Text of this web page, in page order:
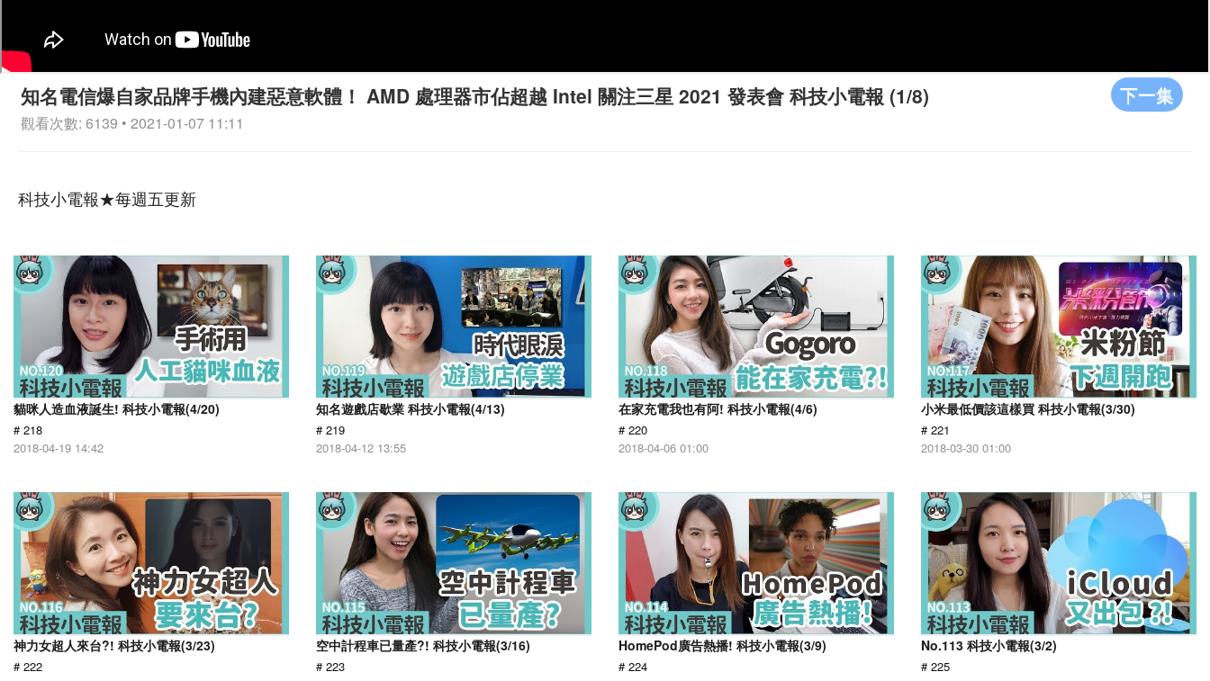
下一集
知名電信爆自家品牌手機內建惡意軟體！ AMD 處理器市佔超越 Intel 關注三星 2021 發表會 科技小電報 (1/8)
觀看次數: 6139 • 2021-01-07 11:11
科技小電報★每週五更新
貓咪人造血液誕生! 科技小電報(4/20)
# 218
2018-04-19 14:42
知名遊戲店歇業 科技小電報(4/13)
# 219
2018-04-12 13:55
在家充電我也有阿! 科技小電報(4/6)
# 220
2018-04-06 01:00
小米最低價該這樣買 科技小電報(3/30)
# 221
2018-03-30 01:00
神力女超人來台?! 科技小電報(3/23)
# 222
空中計程車已量產?! 科技小電報(3/16)
# 223
HomePod廣告熱播! 科技小電報(3/9)
# 224
No.113 科技小電報(3/2)
# 225